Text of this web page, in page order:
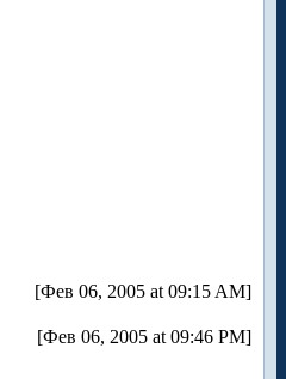
[Фев 06, 2005 at 09:15 AM]
[Фев 06, 2005 at 09:46 PM]